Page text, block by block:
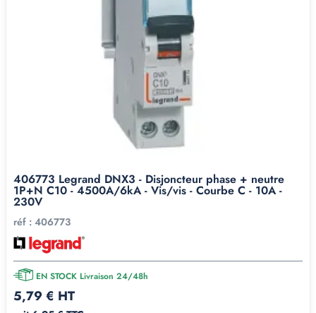
406773 Legrand DNX3 - Disjoncteur phase + neutre
1P+N C10 - 4500A/6kA - Vis/vis - Courbe C - 10A -
230V
réf : 406773
EN STOCK Livraison 24/48h
5,79 € HT